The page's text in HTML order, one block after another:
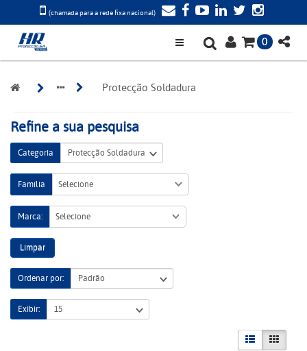
(chamada para a rede fixa nacional)
0
Protecção Soldadura
Refine a sua pesquisa
Categoria
Família Selecione
Marca: Selecione
Limpar
Ordenar por:
Exibir: